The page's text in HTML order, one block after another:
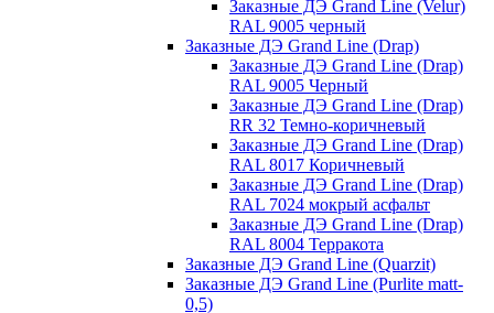
Заказные ДЭ Grand Line (Velur)
RAL 9005 черный
Заказные ДЭ Grand Line (Drap)
Заказные ДЭ Grand Line (Drap)
RAL 9005 Черный
Заказные ДЭ Grand Line (Drap)
RR 32 Темно-коричневый
Заказные ДЭ Grand Line (Drap)
RAL 8017 Коричневый
Заказные ДЭ Grand Line (Drap)
RAL 7024 мокрый асфальт
Заказные ДЭ Grand Line (Drap)
RAL 8004 Терракота
Заказные ДЭ Grand Line (Quarzit)
Заказные ДЭ Grand Line (Purlite matt-
0,5)